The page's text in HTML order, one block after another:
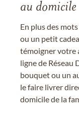
au
En plus des
ou un petit
témoigner votre
ligne de Réseau
bouquet ou un
le faire livrer
domicile de la